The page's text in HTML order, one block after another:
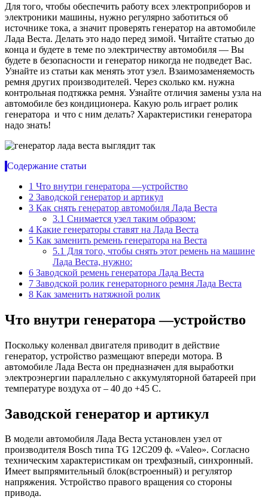
Для того, чтобы обеспечить работу всех электроприборов и
электроники машины, нужно регулярно заботиться об
источнике тока, а значит проверять генератор на автомобиле
Лада Веста. Делать это надо перед зимой. Читайте статью до
конца и будете в теме по электричеству автомобиля — Вы
будете в безопасности и генератор никогда не подведет Вас.
Узнайте из статьи как менять этот узел. Взаимозаменяемость
ремня других производителей. Через сколько км. нужна
контрольная подтяжка ремня. Узнайте отличия замены узла на
автомобиле без кондиционера. Какую роль играет ролик
генератора и что с ним делать? Характеристики генератора
надо знать!
Содержание статьи
1 Что внутри генератора —устройство
2 Заводской генератор и артикул
3 Как снять генератор автомобиля Лада Веста
3.1 Снимается узел таким образом:
4 Какие генераторы ставят на Лада Веста
5 Как заменить ремень генератора на Веста
5.1 Для того, чтобы снять этот ремень на машине
Лада Веста, нужно:
6 Заводской ремень генератора Лада Веста
7 Заводской ролик генераторного ремня Лада Веста
8 Как заменить натяжной ролик
Что внутри генератора —устройство
Поскольку коленвал двигателя приводит в действие
генератор, устройство размещают впереди мотора. В
автомобиле Лада Веста он предназначен для выработки
электроэнергии параллельно с аккумуляторной батареей при
температуре воздуха от – 40 до +45 С.
Заводской генератор и артикул
В модели автомобиля Лада Веста установлен узел от
производителя Bosсh типа TG 12C209 ф. «Valeo». Согласно
техническим характеристикам он трехфазный, синхронный.
Имеет выпрямительный блок(встроенный) и регулятор
напряжения. Устройство правого вращения со стороны
привода.